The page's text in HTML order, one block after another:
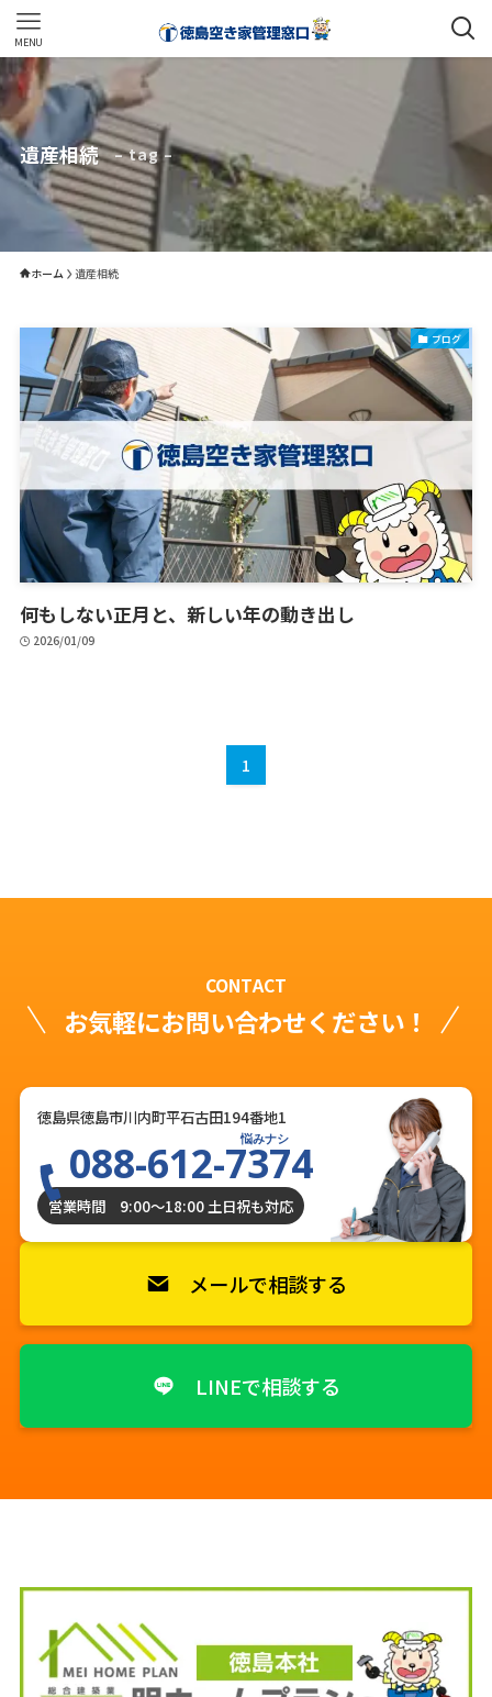
MENU
遺産相続 – tag –
ホーム 遺産相続
ブログ
何もしない正月と、新しい年の動き出し
2026/01/09
1
CONTACT
お気軽にお問い合わせください！
徳島県徳島市川内町平石古田194番地1
悩みナシ
088-612-7374
営業時間 9:00〜18:00 土日祝も対応
メールで相談する
LINEで相談する